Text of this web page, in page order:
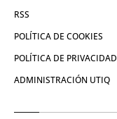
RSS
POLÍTICA DE COOKIES
POLÍTICA DE PRIVACIDAD
ADMINISTRACIÓN UTIQ